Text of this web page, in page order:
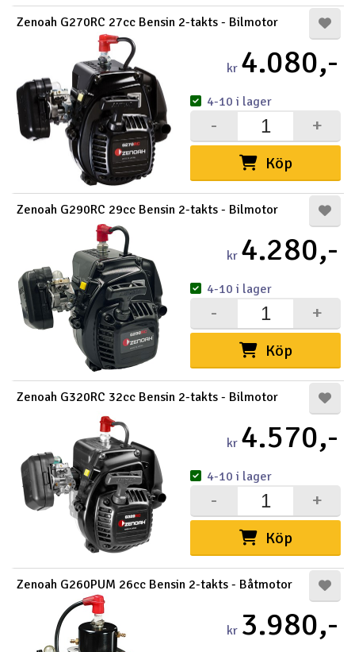
Radioutrustning
Raketer
Scooter & elfordon
Smarthem, lek och hobby
Solenergi
Verktyg, utrustning och tillbehör
Presentkort
Zenoah G270RC 27cc Bensin 2-takts - Bilmotor
kr 4.080,-
Köp
+
-
4-10 i lager
Zenoah G290RC 29cc Bensin 2-takts - Bilmotor
kr 4.280,-
Köp
+
-
4-10 i lager
Zenoah G320RC 32cc Bensin 2-takts - Bilmotor
kr 4.570,-
Köp
+
-
4-10 i lager
Zenoah G260PUM 26cc Bensin 2-takts - Båtmotor
kr 3.980,-